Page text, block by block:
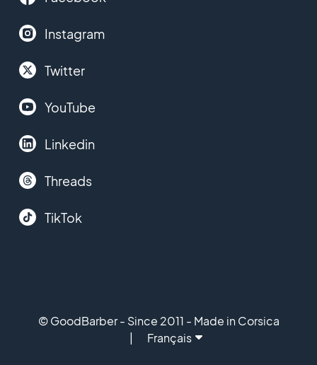
Instagram
Twitter
YouTube
Linkedin
Threads
TikTok
© GoodBarber - Since 2011 - Made in Corsica
Français